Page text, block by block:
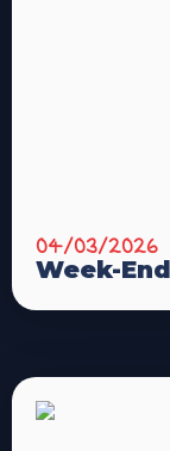
04/03/2026
Week-